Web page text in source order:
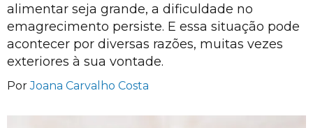
alimentar seja grande, a dificuldade no
emagrecimento persiste. E essa situação pode
acontecer por diversas razões, muitas vezes
exteriores à sua vontade.
PorJoana Carvalho Costa